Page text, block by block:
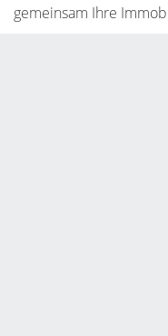
gemeinsam Ihre